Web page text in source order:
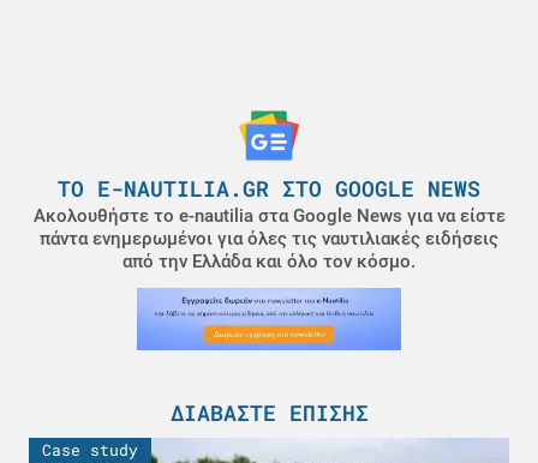
ΤΟ E-NAUTILIA.GR ΣΤΟ GOOGLE NEWS
Ακολουθήστε το e-nautilia στα Google News για να είστε
πάντα ενημερωμένοι για όλες τις ναυτιλιακές ειδήσεις
από την Ελλάδα και όλο τον κόσμο.
ΔΙΑΒΆΣΤΕ ΕΠΊΣΗΣ
Case study